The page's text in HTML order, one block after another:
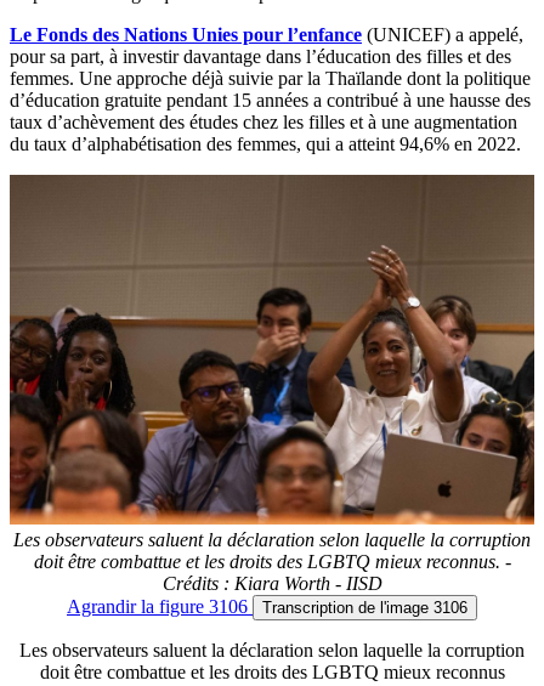
Le Fonds des Nations Unies pour l’enfance (UNICEF) a appelé,
pour sa part, à investir davantage dans l’éducation des filles et des
femmes. Une approche déjà suivie par la Thaïlande dont la politique
d’éducation gratuite pendant 15 années a contribué à une hausse des
taux d’achèvement des études chez les filles et à une augmentation
du taux d’alphabétisation des femmes, qui a atteint 94,6% en 2022.
Les observateurs saluent la déclaration selon laquelle la corruption
doit être combattue et les droits des LGBTQ mieux reconnus. -
Crédits : Kiara Worth - IISD
Agrandirla figure 3106 Transcription de l'image 3106
Les observateurs saluent la déclaration selon laquelle la corruption
doit être combattue et les droits des LGBTQ mieux reconnus